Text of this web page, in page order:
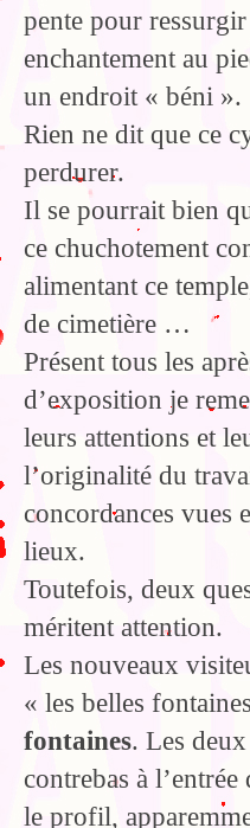
pente pour
enchantement au
un endroit « béni ».
Rien ne dit que ce
perdurer.
Il se pourrait bien
ce chuchotement
alimentant ce
de cimetière …
Présent tous les
d’exposition je
leurs attentions et
l’originalité du
concordances vues
lieux.
Toutefois, deux
méritent attention.
Les nouveaux
« les belles
fontaines. Les
contrebas à
le profil,